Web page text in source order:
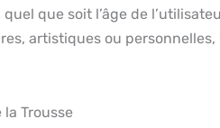
que soit l’âge de
artistiques ou personnelles,
la Trousse